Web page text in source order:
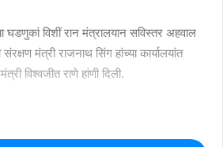
घडणुकां विशीं रान मंत्रालयान सविस्तर अहवाल
मंत्री राजनाथ सिंग हांच्या कार्यालयांत
विश्वजीत राणे हांणी दिली.